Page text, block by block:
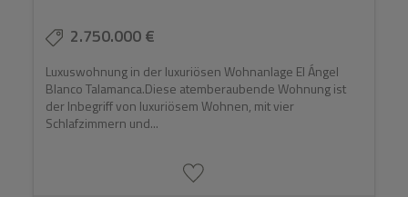
2.750.000 €
Luxuswohnung in der luxuriösen Wohnanlage El Ángel
Blanco Talamanca.Diese atemberaubende Wohnung ist
der Inbegriff von luxuriösem Wohnen, mit vier
Schlafzimmern und...